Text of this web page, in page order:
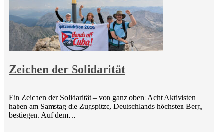
Zeichen der Solidarität
Ein Zeichen der Solidarität – von ganz oben: Acht Aktivisten
haben am Samstag die Zugspitze, Deutschlands höchsten Berg,
bestiegen. Auf dem…